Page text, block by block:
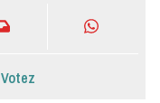
Votez